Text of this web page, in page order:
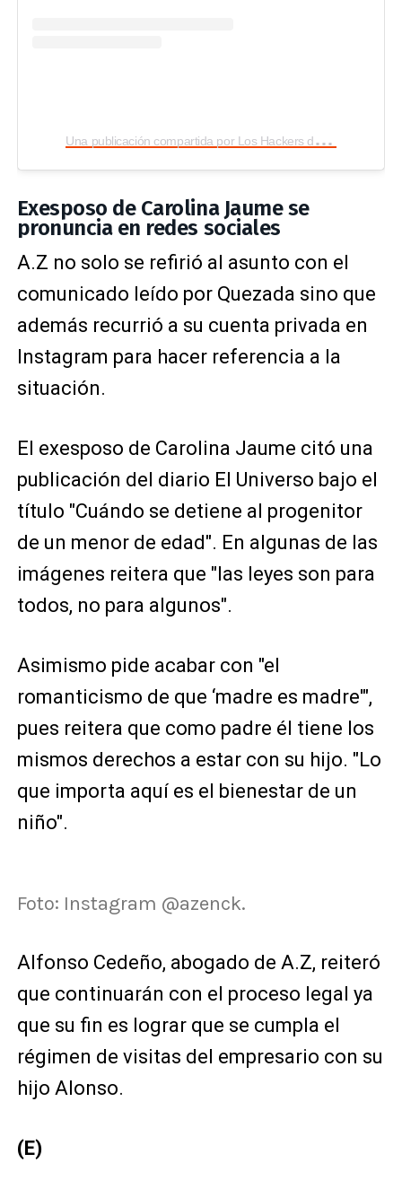
U
na publicación compartida por Los Hackers de la Farándula (@loshackersfarandula)
Exesposo de Carolina Jaume se
pronuncia en redes sociales
A.Z no solo se refirió al asunto con el
comunicado leído por Quezada sino que
además recurrió a su cuenta privada en
Instagram para hacer referencia a la
situación.
El exesposo de Carolina Jaume citó una
publicación del diario El Universo bajo el
título "Cuándo se detiene al progenitor
de un menor de edad". En algunas de las
imágenes reitera que "las leyes son para
todos, no para algunos".
Asimismo pide acabar con "el
romanticismo de que ‘madre es madre'",
pues reitera que como padre él tiene los
mismos derechos a estar con su hijo. "Lo
que importa aquí es el bienestar de un
niño".
Foto: Instagram @azenck.
Alfonso Cedeño, abogado de A.Z, reiteró
que continuarán con el proceso legal ya
que su fin es lograr que se cumpla el
régimen de visitas del empresario con su
hijo Alonso.
(E)